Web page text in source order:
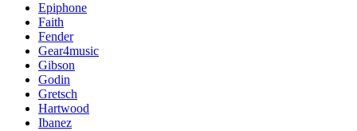
Epiphone
Faith
Fender
Gear4music
Gibson
Godin
Gretsch
Hartwood
Ibanez